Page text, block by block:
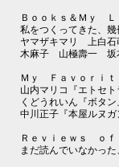
Ｂｏｏｋｓ＆Ｍｙ Ｌ
私をつくってきた、幾
ヤマザキマリ 上白
木麻子 山極壽一 坂
Ｍｙ Ｆａｖｏｒｉ
山内マリコ『エトセ
くどうれいん『ボタン
中川正子『本屋ルヌガ
Ｒｅｖｉｅｗｓ ｏ
まだ読んでいなかっ